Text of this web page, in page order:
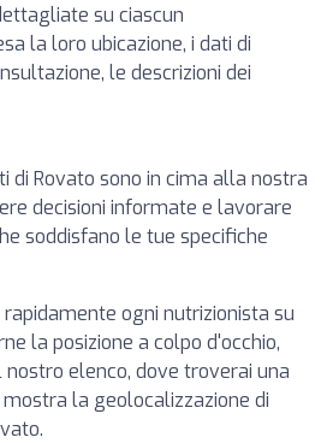
su ciascun
la loro ubicazione, i dati di
le descrizioni dei
di Rovato sono in cima alla nostra
decisioni informate e lavorare
soddisfano le tue specifiche
ogni nutrizionista su
la posizione a colpo d'occhio,
elenco, dove troverai una
la geolocalizzazione di